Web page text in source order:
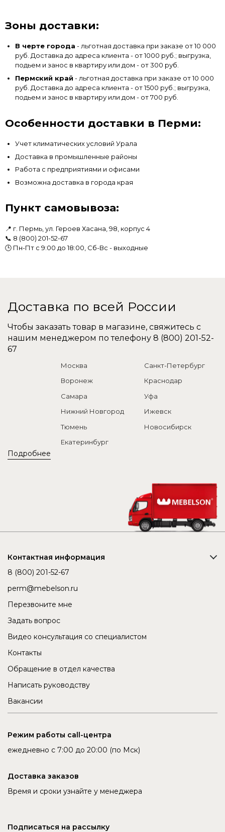
Зоны доставки:
В черте города - льготная доставка при заказе от 10 000
руб. Доставка до адреса клиента - от 1000 руб.; выгрузка,
подьем и занос в квартиру или дом - от 300 руб.
Пермский край - льготная доставка при заказе от 10 000
руб. Доставка до адреса клиента - от 1500 руб.; выгрузка,
подьем и занос в квартиру или дом - от 700 руб.
Особенности доставки в Перми:
Учет климатических условий Урала
Доставка в промышленные районы
Работа с предприятиями и офисами
Возможна доставка в города края
Пункт самовывоза:
📍 г. Пермь, ул. Героев Хасана, 98, корпус 4
📞 8 (800) 201-52-67
🕒 Пн-Пт с 9:00 до 18:00, Сб-Вс - выходные
Доставка по всей России
Чтобы заказать товар в магазине, свяжитесь с
нашим менеджером по телефону 8 (800) 201-52-
67
Подробнее
Москва
Санкт-Петербург
Воронеж
Краснодар
Самара
Уфа
Нижний Новгород
Ижевск
Тюмень
Новосибирск
Екатеринбург
Контактная информация
8 (800) 201-52-67
perm@mebelson.ru
Перезвоните мне
Задать вопрос
Видео консультация со специалистом
Контакты
Обращение в отдел качества
Написать руководству
Вакансии
Режим работы call-центра
ежедневно с 7:00 до 20:00 (по Мск)
Доставка заказов
Время и сроки узнайте у менеджера
Подписаться на рассылку